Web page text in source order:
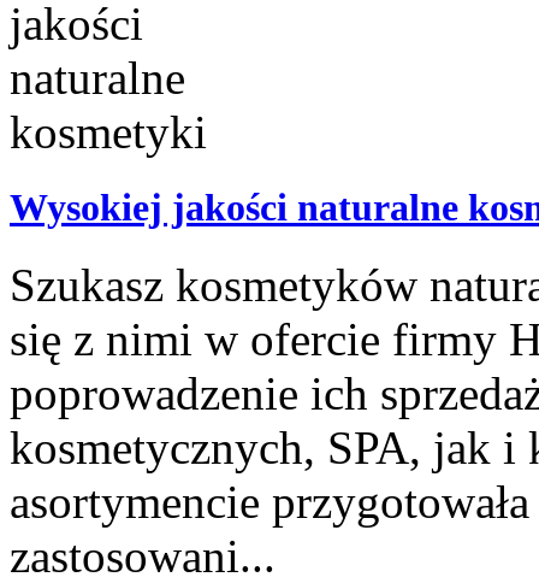
Wysokiej jakości naturalne
Szukasz kosmetyków
się z nimi w ofercie firmy
poprowadzenie ich
kosmetycznych, SPA, jak
asortymencie
zastosowani...